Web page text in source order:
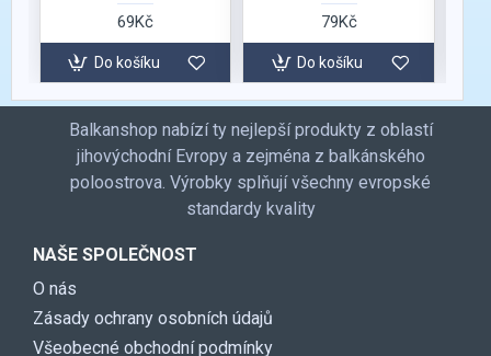
69Kč
Do košíku
79Kč
Do košíku
Balkanshop nabízí ty nejlepší produkty z oblastí
jihovýchodní Evropy a zejména z balkánského
poloostrova. Výrobky splňují všechny evropské
standardy kvality
NAŠE SPOLEČNOST
O nás
Zásady ochrany osobních údajů
Všeobecné obchodní podmínky